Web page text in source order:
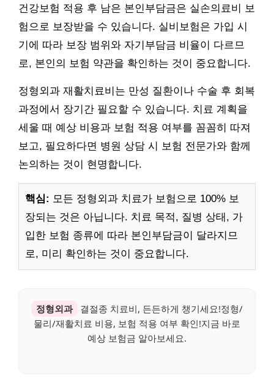
건강보험 적용 후 남은 본인부담금은 실손의료비 보
험으로 보장받을 수 있습니다. 실비보험은 가입 시
기에 따라 보장 범위와 자기부담금 비율이 다르므
로, 본인의 보험 약관을 확인하는 것이 중요합니다.
정형외과 재활치료비는 만성 질환이나 수술 후 회복
과정에서 장기간 필요할 수 있습니다. 치료 계획을
세울 때 예상 비용과 보험 적용 여부를 꼼꼼히 따져
보고, 필요하다면 병원 상담 시 보험 전문가와 함께
논의하는 것이 현명합니다.
핵심: 모든 정형외과 치료가 보험으로 100% 보
장되는 것은 아닙니다. 치료 목적, 질병 상태, 가
입한 보험 종류에 따라 본인부담금이 달라지므
로, 미리 확인하는 것이 중요합니다.
정형외과
결절종 치료비, 든든하게 챙기세요!정형/
물리/재활치료 비용, 보험 적용 여부 확인!지금 바로
예상 보험금 알아보세요.